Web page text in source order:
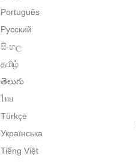
Português
Русский
සිංහල
தமிழ்
తెలుగు
ไทย
Türkçe
Українська
Tiếng Việt